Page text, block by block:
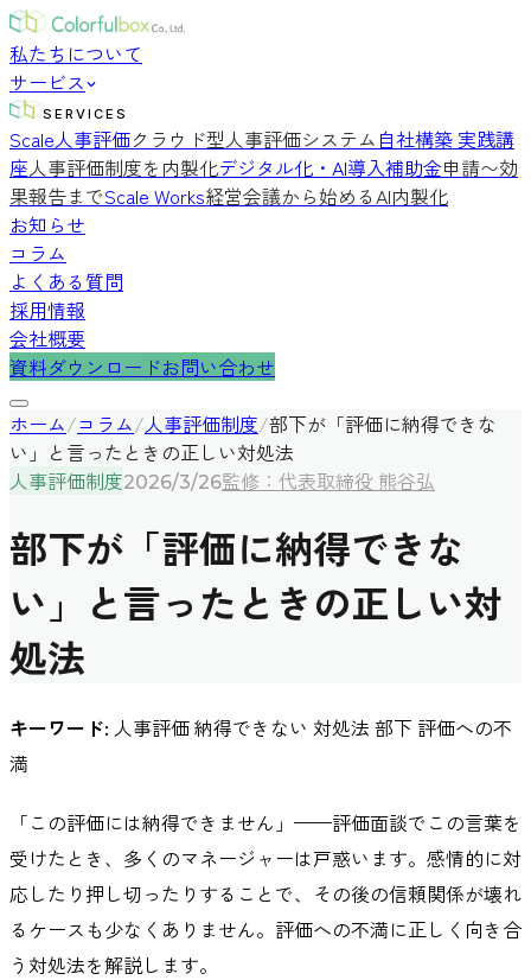
私たちについて
サービス
SERVICES
Scale人事評価クラウド型人事評価システム 自社構築 実践講
座人事評価制度を内製化デジタル化・AI導入補助金申請〜効
果報告までScale Works経営会議から始めるAI内製化
お知らせ
コラム
よくある質問
採用情報
会社概要
資料ダウンロードお問い合わせ
ホーム/コラム/人事評価制度/部下が「評価に納得できな
い」と言ったときの正しい対処法
人事評価制度2026/3/26監修：代表取締役 熊谷弘
部下が「評価に納得できな
い」と言ったときの正しい対
処法
キーワード: 人事評価 納得できない 対処法 部下 評価への不
満
「この評価には納得できません」——評価面談でこの言葉を
受けたとき、多くのマネージャーは戸惑います。感情的に対
応したり押し切ったりすることで、その後の信頼関係が壊れ
るケースも少なくありません。評価への不満に正しく向き合
う対処法を解説します。